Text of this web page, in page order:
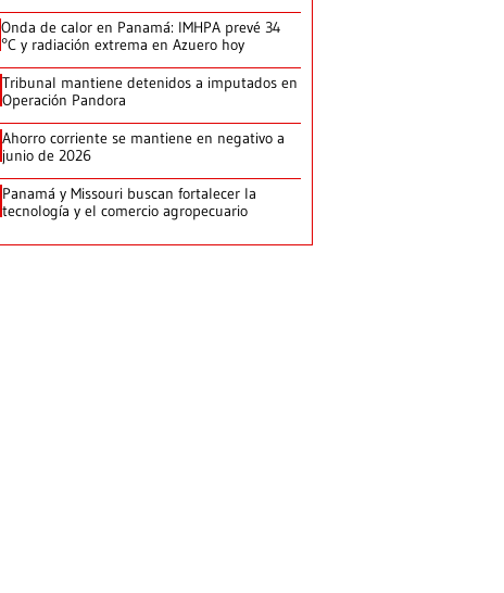
Onda de calor en Panamá: IMHPA prevé 34
°C y radiación extrema en Azuero hoy
Tribunal mantiene detenidos a imputados en
Operación Pandora
Ahorro corriente se mantiene en negativo a
junio de 2026
Panamá y Missouri buscan fortalecer la
tecnología y el comercio agropecuario